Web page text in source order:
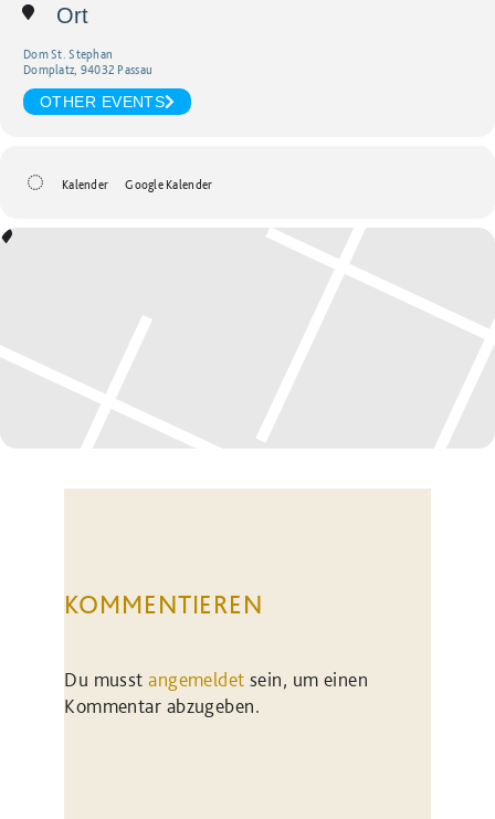
Ort
Dom St. Stephan
Domplatz, 94032 Passau
OTHER EVENTS
Kalender Google Kalender
KOMMENTIEREN
Du musstangemeldet sein, um einen
Kommentar abzugeben.